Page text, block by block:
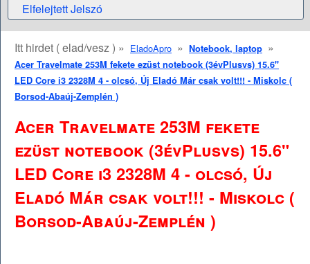
Elfelejtett Jelszó
Itt hirdet ( elad/vesz ) » EladoApro » Notebook, laptop »
Acer Travelmate 253M fekete ezüst notebook (3évPlusvs) 15.6"
LED Core i3 2328M 4 - olcsó, Új Eladó Már csak volt!!! - Miskolc (
Borsod-Abaúj-Zemplén )
Acer Travelmate 253M fekete
ezüst notebook (3évPlusvs) 15.6"
LED Core i3 2328M 4 - olcsó, Új
Eladó Már csak volt!!! - Miskolc (
Borsod-Abaúj-Zemplén )